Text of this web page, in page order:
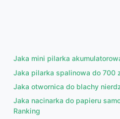
Jaka mini pilarka
Jaka pilarka spalinowa do 700
Jaka otwornica do blachy
Jaka nacinarka do papieru
Ranking